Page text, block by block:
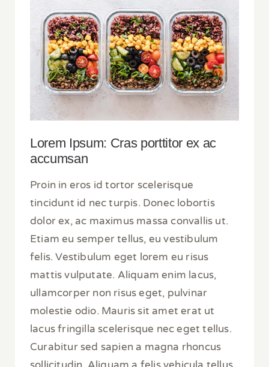
Lorem Ipsum: Cras porttitor ex ac
accumsan
Proin in eros id tortor scelerisque
tincidunt id nec turpis. Donec lobortis
dolor ex, ac maximus massa convallis ut.
Etiam eu semper tellus, eu vestibulum
felis. Vestibulum eget lorem eu risus
mattis vulputate. Aliquam enim lacus,
ullamcorper non risus eget, pulvinar
molestie odio. Mauris sit amet erat ut
lacus fringilla scelerisque nec eget tellus.
Curabitur sed sapien a magna rhoncus